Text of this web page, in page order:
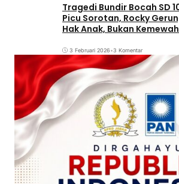
Tragedi Bundir Bocah SD
Picu Sorotan, Rocky
Hak Anak, Bukan
3 Februari 2026•3 Komentar